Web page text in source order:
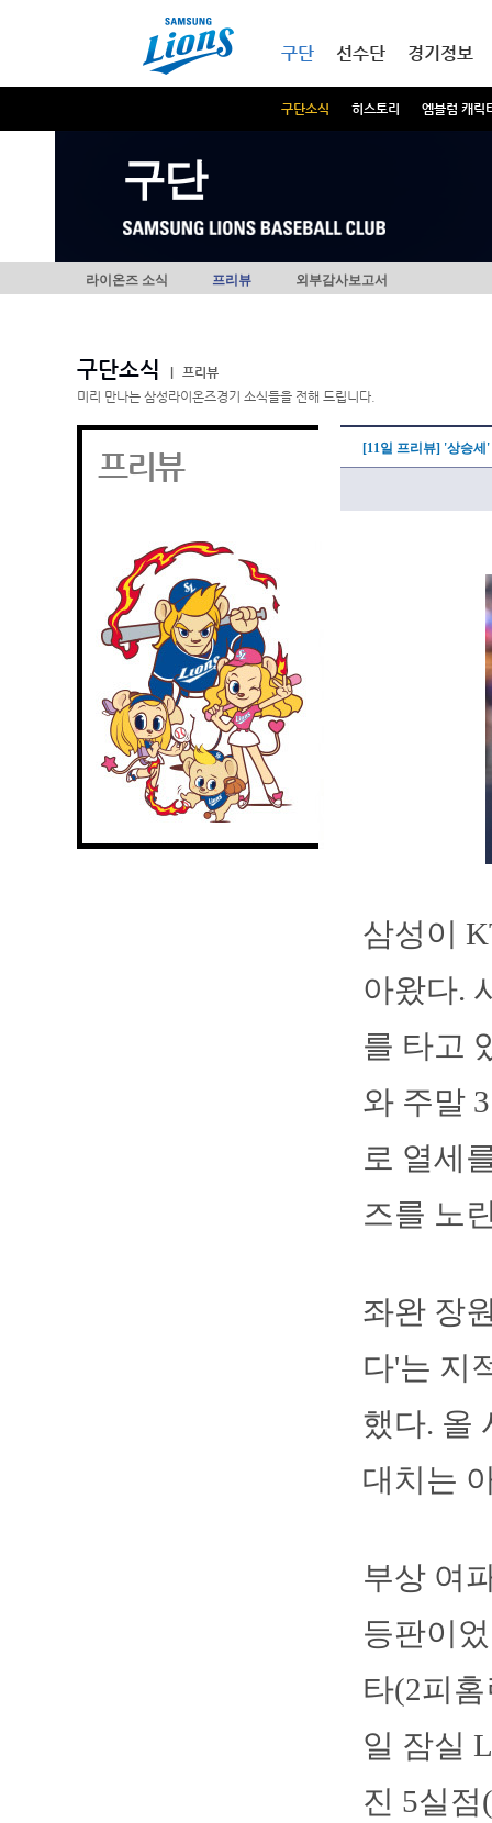
구단
구단소식 히스토리 엠블럼 캐릭
선수단 경기정보
구단
라이온즈 소식 프리뷰 외부감사보고서
구단소식
프리뷰
미리 만나는 삼성라이온즈경기 소식들을 전해 드립니다.
프리뷰 [11일 프리뷰] '상승
삼성이
아왔다.
를 타고
와 주말
로 열세
즈를 노
좌완 장
다'는 지
했다. 올
대치는
부상 여
등판이
타(2피
일 잠실
진 5실